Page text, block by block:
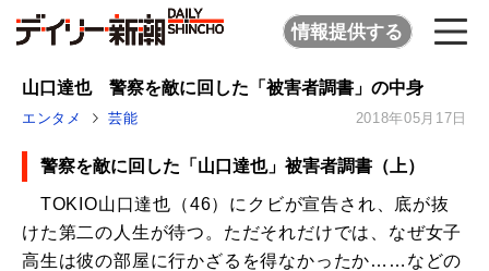
情報提供する
山口達也 警察を敵に回した「被害者調書」の中身
エンタメ 芸能 2018年05月17日
警察を敵に回した「山口達也」被害者調書（上）
TOKIO山口達也（46）にクビが宣告され、底が抜
けた第二の人生が待つ。ただそれだけでは、なぜ女子
高生は彼の部屋に行かざるを得なかったか……などの